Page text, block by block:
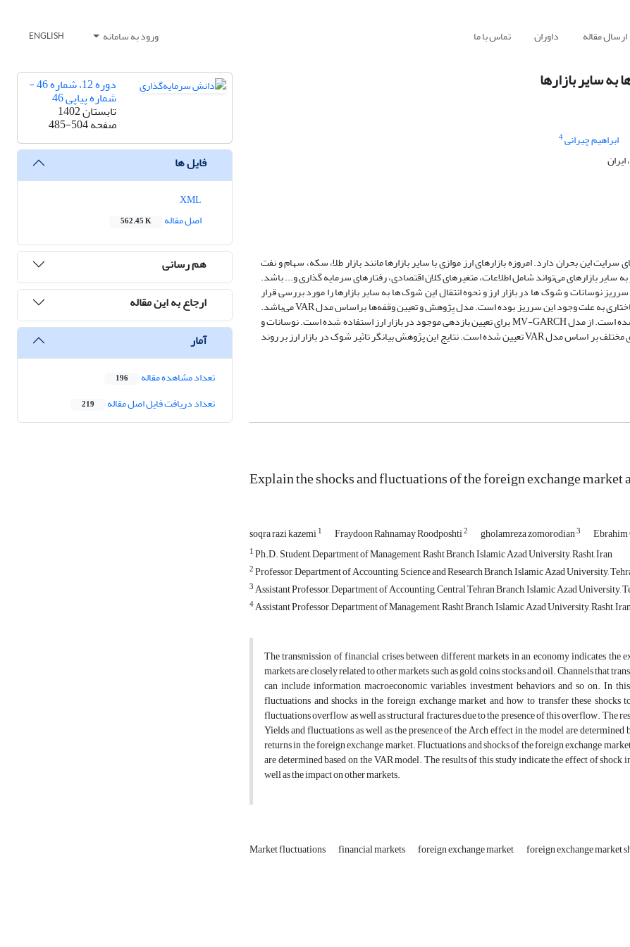
ارسال مقاله داوران تماس با ما ورود به سامانه ENGLISH
سایر بازارها
ابراهیم چیرانی4
این بحران دارد. امروزه بازارهای ارز موازی با سایر بازارها مانند بازار طلا، سکه، سهام و نفت
سایر بازارهای‌ می‌تواند شامل اطلاعات، متغیرهای کلان اقتصادی، رفتارهای سرمایه گذاری و... باشد.
با استفاده از داده‌های روزانه طی سال‌های 1388 تا 1396، تبیین سرریز نوسانات و شوک ها در بازار ارز و نحوه انتقال این شوک ها به سایر بازارها را مورد بررسی قرار
داده است. نتایج حاصل بیانگر وجود سرریز نوسانات و همچنین شکست‌های ساختاری به علت وجود این سرریز بوده است. مدل پژوهش و تعیین وقفه‌ها براساس مدل VAR می‌باشد.
بازدهی و نوسانات و همچنین وجود اثر ارچ در مدل براساس مدل VAR تعیین شده است. از مدل MV-GARCH برای تعیین بازدهی موجود در بازار ارز استفاده شده است. نوسانات و
شوک‌های بازار ارز و تاثیر آن بر سایر بازارها و همچنین قیمت‌های آتی در بازارهای مختلف بر اساس مدل VAR تعیین شده است. نتایج این پژوهش بیانگر تاثیر شوک در بازار ارز بر روند
Explain the shocks and fluctuations of the foreign exchange market
soqra razi kazemi1 Fraydoon Rahnamay Roodposhti2 gholamreza zomorodian3
1Ph.D. Student, Department of Management, Rasht Branch, Islamic Azad University, Rasht, Iran
2Professor, Department of Accounting, Science and Research Branch, Islamic Azad University,
3Assistant Professor, Department of Accounting, Central Tehran Branch, Islamic Azad University,
4Assistant Professor, Department of Management, Rasht Branch, Islamic Azad University, Rasht,
The transmission of financial crises between different markets in an economy indicates
markets are closely related to other markets such as gold, coins, stocks and oil. Channels that
can include information, macroeconomic variables, investment behaviors, and so on. In
fluctuations and shocks in the foreign exchange market and how to transfer these
fluctuations overflow as well as structural fractures due to the presence of this overflow. The
Yields and fluctuations as well as the presence of the Arch effect in the model are
returns in the foreign exchange market. Fluctuations and shocks of the foreign exchange
are determined based on the VAR model. The results of this study indicate the effect of
well as the impact on other markets.
Market fluctuations financial markets foreign exchange market foreign exchange market
دوره 12، شماره 46 -
شماره پیاپی 46
تابستان 1402
صفحه485-504
فایل ها
اصل مقاله
562.45 K
هم رسانی
ارجاع به این مقاله
آمار
تعداد مشاهده مقاله 196
تعداد دریافت فایل اصل مقاله 219